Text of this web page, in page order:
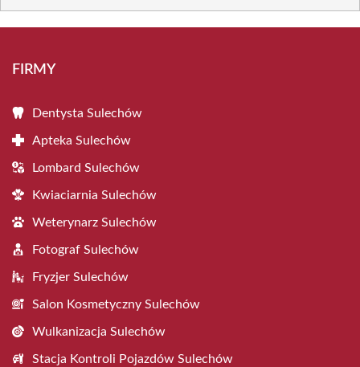
FIRMY
Dentysta Sulechów
Apteka Sulechów
Lombard Sulechów
Kwiaciarnia Sulechów
Weterynarz Sulechów
Fotograf Sulechów
Fryzjer Sulechów
Salon Kosmetyczny Sulechów
Wulkanizacja Sulechów
Stacja Kontroli Pojazdów Sulechów